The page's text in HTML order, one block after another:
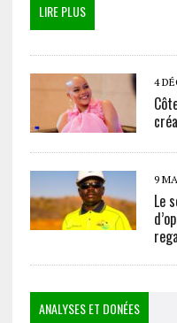
LIRE PLUS
4
9
Le
ANALYSES ET DONÉES